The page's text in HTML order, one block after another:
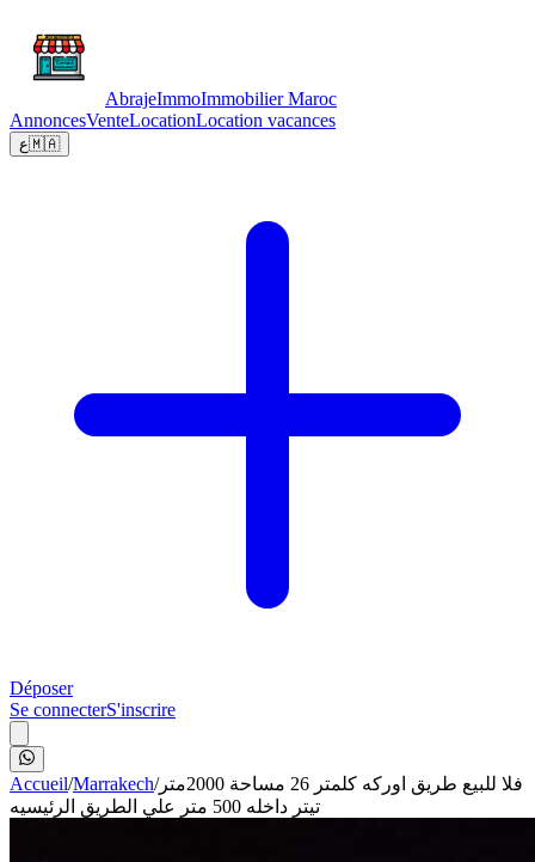
AbrajeImmoImmobilier Maroc
AnnoncesVenteLocationLocation vacances
ع🇲🇦
Déposer
Se connecterS'inscrire
Accueil/Marrakech/فلا للبيع طريق اوركه كلمتر 26 مساحة 2000متر
تيتر داخله 500 متر علي الطريق الرئيسيه